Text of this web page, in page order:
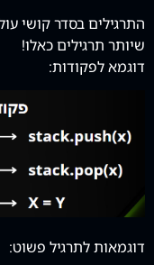
התרגילים בסדר קושי
שיותר תרגילים כאלו!
דוגמא לפקודות:
דוגמאות לתרגיל פשוט: